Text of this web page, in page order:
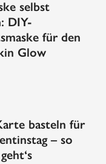
selbst
DIY-
für den
Glow
basteln für
– so